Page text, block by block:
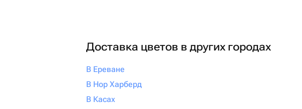
Доставка цветов в других городах
В Ереване
В Нор Харберд
В Касах